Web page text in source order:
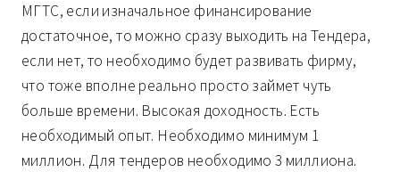
МГТС, если изначальное финансирование
достаточное, то можно сразу выходить на Тендера,
если нет, то необходимо будет развивать фирму,
что тоже вполне реально просто займет чуть
больше времени. Высокая доходность. Есть
необходимый опыт. Необходимо минимум 1
миллион. Для тендеров необходимо 3 миллиона.